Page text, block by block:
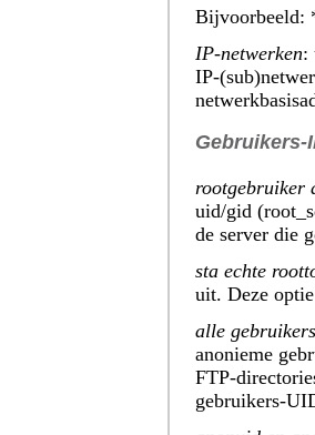
Bijvoorbeeld:
IP-netwerken:
IP-
Gebruikers-
rootgebruiker
uid/gid
de server die
sta echte
uit. Deze
alle
anonieme
FTP-
gebruikers-